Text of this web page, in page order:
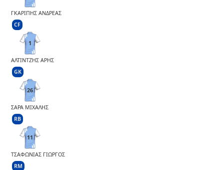
ΓΚΑΡΙΠΗΣ ΑΝΔΡΕΑΣ
CF
1
ΑΛΤΙΝΤΖΗΣ ΑΡΗΣ
GK
26
ΣΑΡΑ ΜΙΧΑΛΗΣ
RB
11
ΤΣΑΦΩΝΙΑΣ ΓΙΩΡΓΟΣ
RM